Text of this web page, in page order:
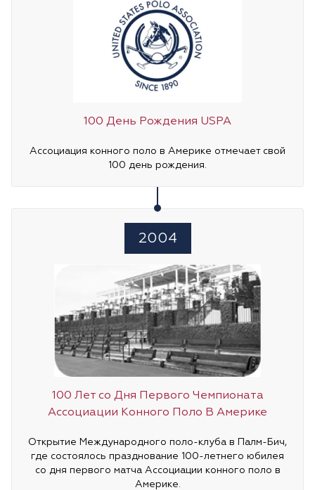
100 День Рождения USPA
Ассоциация конного поло в Америке отмечает свой
100 день рождения.
2004
100 Лет со Дня Первого Чемпионата
Ассоциации Конного Поло В Америке
Открытие Международного поло-клуба в Палм-Бич,
где состоялось празднование 100-летнего юбилея
со дня первого матча Ассоциации конного поло в
Америке.